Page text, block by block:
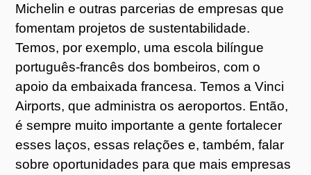
Michelin e outras parcerias de empresas que
fomentam projetos de sustentabilidade.
Temos, por exemplo, uma escola bilíngue
português-francês dos bombeiros, com o
apoio da embaixada francesa. Temos a Vinci
Airports, que administra os aeroportos. Então,
é sempre muito importante a gente fortalecer
esses laços, essas relações e, também, falar
sobre oportunidades para que mais empresas